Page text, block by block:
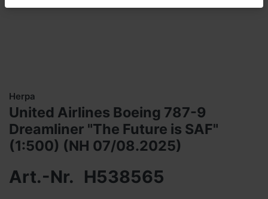
Herpa
United Airlines Boeing 787-9
Dreamliner "The Future is SAF"
(1:500) (NH 07/08.2025)
Art.-Nr. H538565